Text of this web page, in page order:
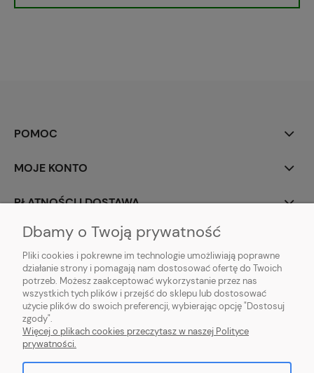
POMOC
MOJE KONTO
PŁATNOŚCI I DOSTAWA
INFORMACJE
O NAS
Sklep rolno-ogrodniczy - DAM-SAD | Nowy Miedzechów 12A, 05-604
Jasieniec woj. mazowieckiew | Email: sklep@dam-sad.pl Tel: 518 419 813 |
Dbamy o Twoją prywatność
Pliki cookies i pokrewne im technologie umożliwiają poprawne
działanie strony i pomagają nam dostosować ofertę do Twoich
potrzeb. Możesz zaakceptować wykorzystanie przez nas
wszystkich tych plików i przejść do sklepu lub dostosować
użycie plików do swoich preferencji, wybierając opcję "Dostosuj
zgody".
Więcej o plikach cookies przeczytasz w naszej Polityce
prywatności.